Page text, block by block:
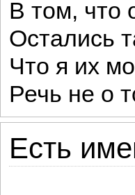
В том, что
Остались
Что я их
Речь не о
Есть